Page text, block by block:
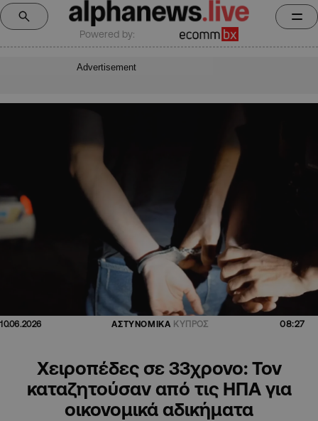
Powered by:
Advertisement
10.06.2026 ΑΣΤΥΝΟΜΙΚΑ ΚΥΠΡΟΣ 08:27
Χειροπέδες σε 33χρονο: Τον
καταζητούσαν από τις ΗΠΑ για
οικονομικά αδικήματα